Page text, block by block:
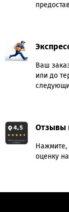
Ваш
или до
Отзывы
Нажмите,
оценку